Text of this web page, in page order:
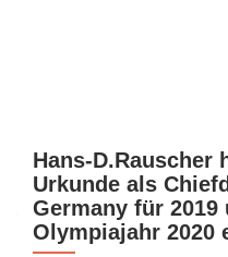
Hans-D.Rauscher
Urkunde als
Germany für 2019
Olympiajahr 2020